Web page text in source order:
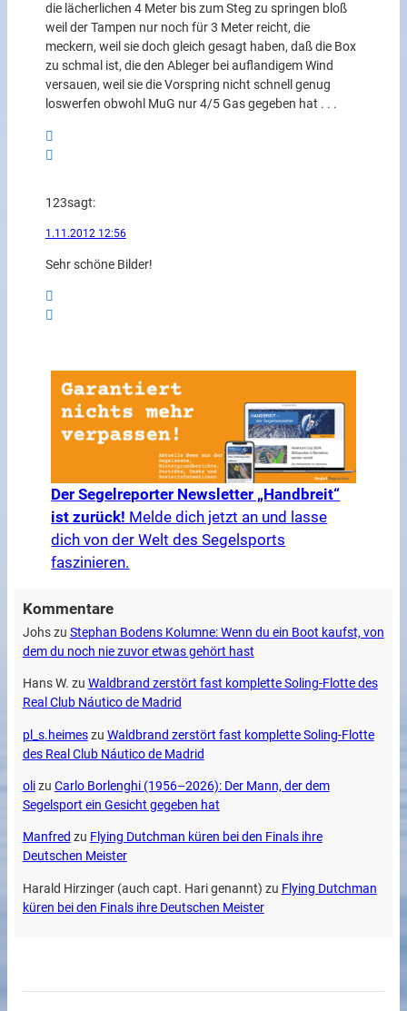
die lächerlichen 4 Meter bis zum Steg zu springen bloß
weil der Tampen nur noch für 3 Meter reicht, die
meckern, weil sie doch gleich gesagt haben, daß die Box
zu schmal ist, die den Ableger bei auflandigem Wind
versauen, weil sie die Vorspring nicht schnell genug
loswerfen obwohl MuG nur 4/5 Gas gegeben hat . . .
123sagt:
1.11.2012 12:56
Sehr schöne Bilder!
Der Segelreporter Newsletter „Handbreit“
ist zurück! Melde dich jetzt an und lasse
dich von der Welt des Segelsports
faszinieren.
Kommentare
Johszu Stephan Bodens Kolumne: Wenn du ein Boot kaufst, von
dem du noch nie zuvor etwas gehört hast
Hans W. zu Waldbrand zerstört fast komplette Soling-Flotte des
Real Club Náutico de Madrid
pl_s.heimeszu Waldbrand zerstört fast komplette Soling-Flotte
des Real Club Náutico de Madrid
olizu Carlo Borlenghi (1956–2026): Der Mann, der dem
Segelsport ein Gesicht gegeben hat
Manfred zu Flying Dutchman küren bei den Finals ihre
Deutschen Meister
Harald Hirzinger (auch capt. Hari genannt) zu Flying Dutchman
küren bei den Finals ihre Deutschen Meister